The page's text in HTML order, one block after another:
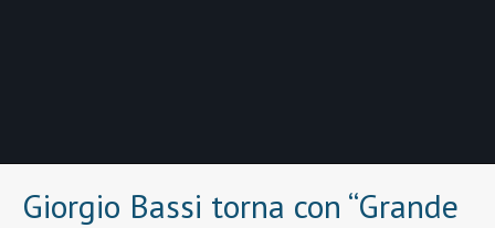
Giorgio Bassi torna con “Grande